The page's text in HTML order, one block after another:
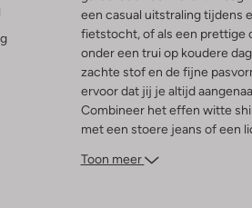
een casual uitstraling tijdens
fietstocht, of als een prettige
onder een trui op koudere
zachte stof en de fijne
ervoor dat jij je altijd
Combineer het effen witte
met een stoere jeans of een
een middag barbecueën in de
Toon meer